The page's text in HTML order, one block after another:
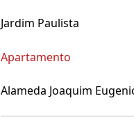
Jardim Paulista
Apartamento
Alameda Joaquim